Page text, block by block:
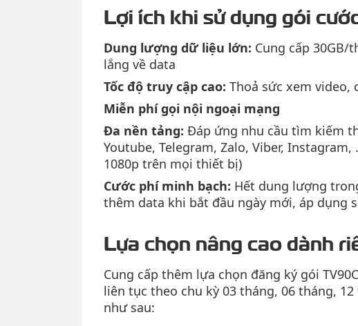
Lợi ích khi sử dụng gói
Dung lượng dữ liệu lớn: Cung cấp
lắng về data
Tốc độ truy cập cao: Thoả sức xem
Miễn phí gọi nội ngoại mạng
Đa nền tảng: Đáp ứng nhu cầu tìm kiếm
Youtube, Telegram, Zalo, Viber,
1080p trên mọi thiết bị)
Cước phí minh bạch: Hết dung lượng
thêm data khi bắt đầu ngày mới, áp dụng
Lựa chọn nâng cao dành
Cung cấp thêm lựa chọn đăng ký gói
liên tục theo chu kỳ 03 tháng, 06 tháng,
như sau: